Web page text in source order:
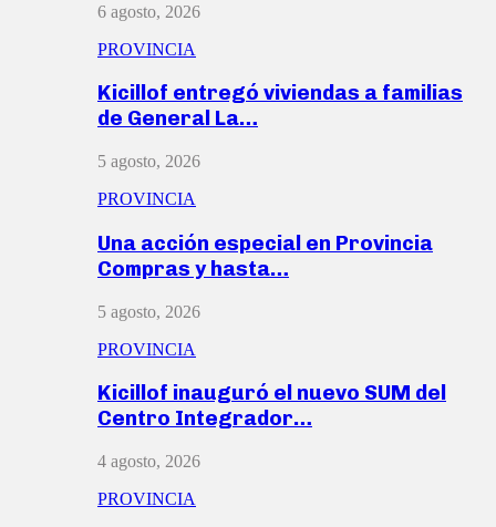
6 agosto, 2026
PROVINCIA
Kicillof entregó viviendas a familias
de General La…
5 agosto, 2026
PROVINCIA
Una acción especial en Provincia
Compras y hasta…
5 agosto, 2026
PROVINCIA
Kicillof inauguró el nuevo SUM del
Centro Integrador…
4 agosto, 2026
PROVINCIA